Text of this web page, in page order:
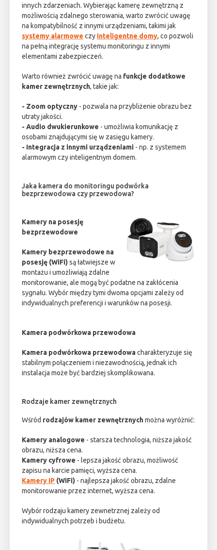
innych zdarzeniach. Wybierając kamerę zewnętrzną z
możliwością zdalnego sterowania, warto zwrócić uwagę
na kompatybilność z innymi urządzeniami, takimi jak
systemy alarmowe czy inteligentne domy, co pozwoli
na pełną integrację systemu monitoringu z innymi
elementami zabezpieczeń.
Warto również zwrócić uwagę na funkcje dodatkowe
kamer zewnętrznych, takie jak:
- Zoom optyczny - pozwala na przybliżenie obrazu bez
utraty jakości.
- Audio dwukierunkowe - umożliwia komunikację z
osobami znajdującymi się w zasięgu kamery.
- Integracja z innymi urządzeniami - np. z systemem
alarmowym czy inteligentnym domem.
Jaka kamera do monitoringu podwórka
bezprzewodowa czy przewodowa?
Kamery na posesję
bezprzewodowe
Kamery bezprzewodowe na
posesję (WiFi) są łatwiejsze w
montażu i umożliwiają zdalne
monitorowanie, ale mogą być podatne na zakłócenia
sygnału. Wybór między tymi dwoma opcjami zależy od
indywidualnych preferencji i warunków na posesji.
Kamera podwórkowa przewodowa
Kamera podwórkowa przewodowacharakteryzuje się
stabilnym połączeniem i niezawodnością, jednak ich
instalacja może być bardziej skomplikowana.
Rodzaje kamer zewnętrznych
Wśród rodzajów kamer zewnętrznychmożna wyróżnić:
Kamery analogowe - starsza technologia, niższa jakość
obrazu, niższa cena.
Kamery cyfrowe - lepsza jakość obrazu, możliwość
zapisu na karcie pamięci, wyższa cena.
Kamery IP (WiFi) - najlepsza jakość obrazu, zdalne
monitorowanie przez internet, wyższa cena.
Wybór rodzaju kamery zewnetrznej zależy od
indywidualnych potrzeb i budżetu.